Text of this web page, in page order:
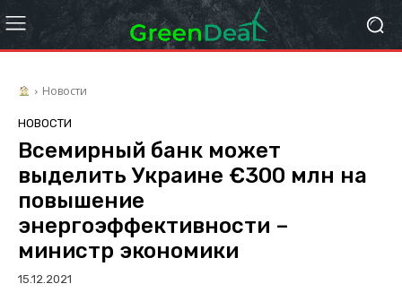
Новости
НОВОСТИ
Всемирный банк может
выделить Украине €300 млн на
повышение
энергоэффективности –
министр экономики
15.12.2021